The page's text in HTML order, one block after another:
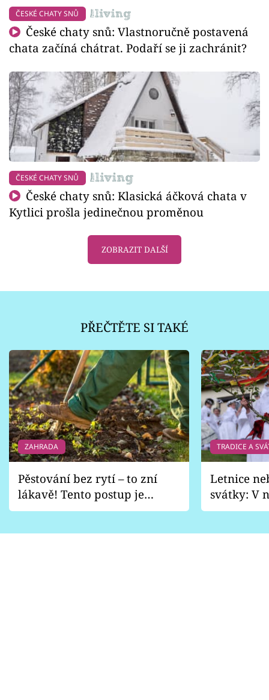
ČESKÉ CHATY SNŮ
České chaty snů: Vlastnoručně postavená
chata začíná chátrat. Podaří se ji zachránit?
ČESKÉ CHATY SNŮ
České chaty snů: Klasická áčková chata v
Kytlici prošla jedinečnou proměnou
ZOBRAZIT DALŠÍ
PŘEČTĚTE SI TAKÉ
ZAHRADA
Pěstování bez rytí – to zní
lákavě! Tento postup je
vhodný jen pro některé
TRADICE A
Letnice
svátky: V
pondělí